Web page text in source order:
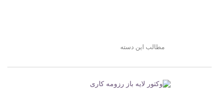
مطالب این دسته